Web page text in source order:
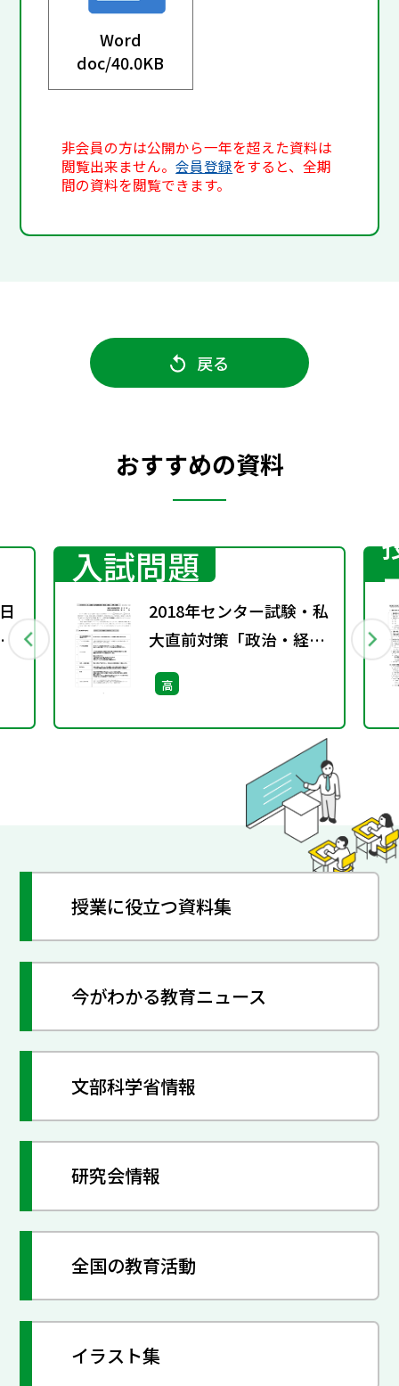
Word
doc/40.0KB
非会員の方は公開から一年を超えた資料は
閲覧出来ません。会員登録をすると、全期
間の資料を閲覧できます。
戻る
おすすめの資料
入試問題
2018年センター試験・私
大直前対策「政治・経
済」一問一答集
高
授業に役立つ資料集
今がわかる教育ニュース
文部科学省情報
研究会情報
全国の教育活動
イラスト集